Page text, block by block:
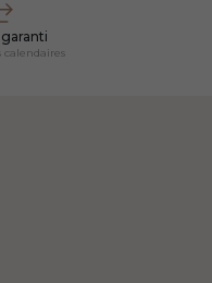
calendaires